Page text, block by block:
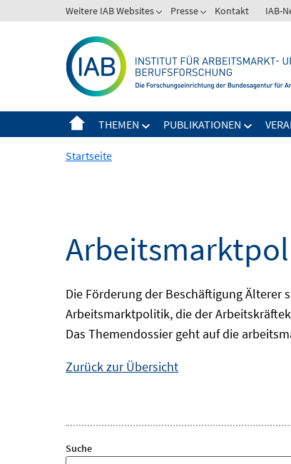
zum
Weitere IAB Websites Presse Kontakt IAB-
THEMEN PUBLIKATIONEN
Startseite
Die Förderung der Beschäftigung Älterer
Arbeitsmarktpolitik, die der
Das Themendossier geht auf die
Zurück zur Übersicht
Suche